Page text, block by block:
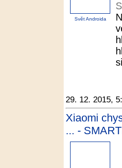
Svět Androida
29. 12. 2015,
Xiaomi
... -